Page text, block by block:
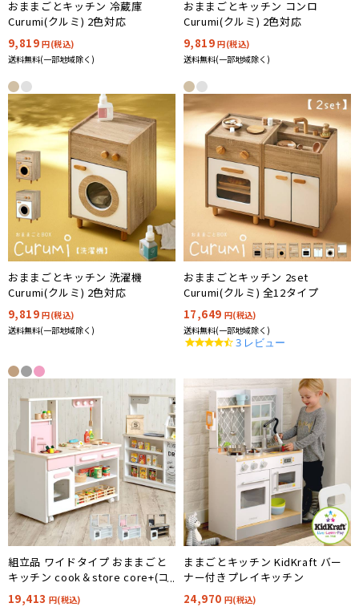
おままごとキッチン 冷蔵庫
Curumi(クルミ) 2色対応
9,819円(税込)
送料無料(一部地域除く)
おままごとキッチン コンロ
Curumi(クルミ) 2色対応
9,819円(税込)
送料無料(一部地域除く)
おままごとキッチン 洗濯機
Curumi(クルミ) 2色対応
9,819円(税込)
送料無料(一部地域除く)
おままごとキッチン 2set
Curumi(クルミ) 全12タイプ
17,649 円(税込)
送料無料(一部地域除く)
4.7
3 レビュー
組立品 ワイドタイプ おままごと
キッチン cook＆store core+(コ
アプラス) 3色対応
19,413 円(税込)
ままごとキッチン KidKraft バー
ナー付きプレイキッチン
24,970 円(税込)